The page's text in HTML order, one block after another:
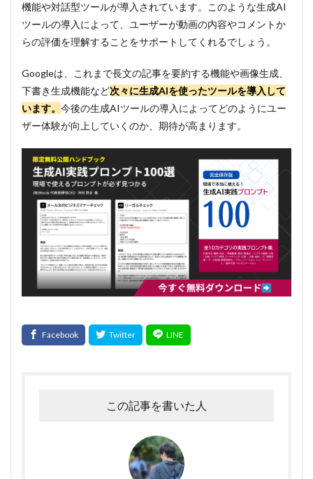
機能や対話型ツールが導入されています。このような生成AI
ツールの導入によって、ユーザーが動画の内容やコメントか
らの評価を理解することをサポートしてくれるでしょう。
Googleは、これまで長文の記事を要約する機能や画像生成、
下書き生成機能など次々に生成AIを使ったツールを導入して
います。 今後の生成AIツールの導入によってどのようにユー
ザー体験が向上していくのか、期待が高まります。
この記事を書いた人